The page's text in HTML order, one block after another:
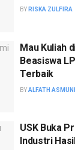
BY RISKA ZULFIRA
Mau Kuliah
Beasiswa
Terbaik
BYALFATH
USK Buka
Industri